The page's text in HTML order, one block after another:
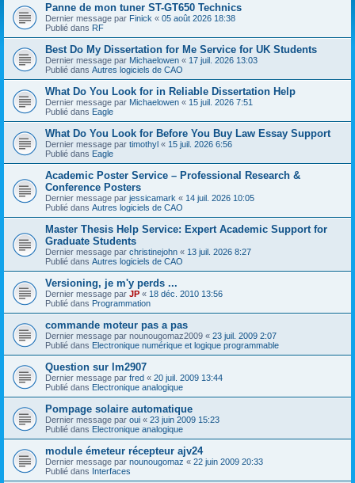
Panne de mon tuner ST-GT650 Technics
Dernier message par Finick « 05 août 2026 18:38
Publié dans RF
Best Do My Dissertation for Me Service for UK Students
Dernier message par Michaelowen « 17 juil. 2026 13:03
Publié dans Autres logiciels de CAO
What Do You Look for in Reliable Dissertation Help
Dernier message par Michaelowen « 15 juil. 2026 7:51
Publié dans Eagle
What Do You Look for Before You Buy Law Essay Support
Dernier message par timothyl « 15 juil. 2026 6:56
Publié dans Eagle
Academic Poster Service – Professional Research &
Conference Posters
Dernier message par jessicamark « 14 juil. 2026 10:05
Publié dans Autres logiciels de CAO
Master Thesis Help Service: Expert Academic Support for
Graduate Students
Dernier message par christinejohn « 13 juil. 2026 8:27
Publié dans Autres logiciels de CAO
Versioning, je m'y perds ...
Dernier message par JP « 18 déc. 2010 13:56
Publié dans Programmation
commande moteur pas a pas
Dernier message par nounougomaz2009 « 23 juil. 2009 2:07
Publié dans Electronique numérique et logique programmable
Question sur lm2907
Dernier message par fred « 20 juil. 2009 13:44
Publié dans Electronique analogique
Pompage solaire automatique
Dernier message par oui « 23 juin 2009 15:23
Publié dans Electronique analogique
module émeteur récepteur ajv24
Dernier message par nounougomaz « 22 juin 2009 20:33
Publié dans Interfaces